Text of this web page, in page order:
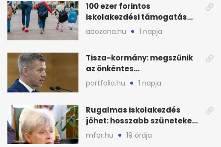
100 ezer forintos
iskolakezdési támogatás
2026 őszén: adózás,
munkáltatói plusz
adozona.hu 1 napja
Tisza-kormány: megszűnik
az önkéntes
fogyasztáscsökkentés
portfolio.hu 1 napja
Rugalmas iskolakezdés
jöhet: hosszabb szüneteket
javasolnak szeptembertől
mfor.hu 19 órája